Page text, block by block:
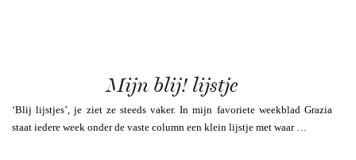
Mijn blij! lijstje
‘Blij lijstjes’, je ziet ze steeds vaker. In mijn favoriete weekblad Grazia
staat iedere week onder de vaste column een klein lijstje met waar …